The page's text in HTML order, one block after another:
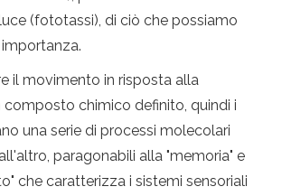
(fototassi), di ciò che possiamo
il movimento in risposta alla
composto chimico definito, quindi i
una serie di processi molecolari
paragonabili alla "memoria" e
che caratterizza i sistemi sensoriali